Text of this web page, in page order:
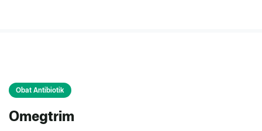
Obat Antibiotik
Omegtrim